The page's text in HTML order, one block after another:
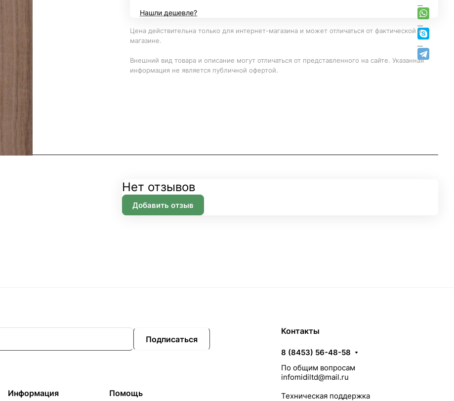
Нашли дешевле?
Цена действительна только для интернет-магазина и может отличаться от фактической в
магазине.
Внешний вид товара и описание могут отличаться от представленного на сайте. Указанная
информация не является публичной офертой.
Нет отзывов
Добавить отзыв
Подписаться
Информация Помощь
Контакты
8 (8453) 56-48-58
По общим вопросам
infomidiltd@mail.ru
Техническая поддержка